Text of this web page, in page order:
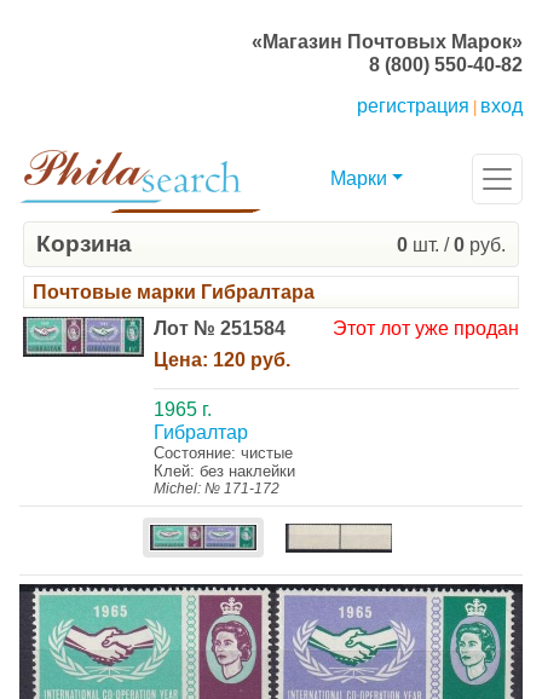
«Магазин Почтовых Марок»
8 (800) 550-40-82
регистрация
вход
Марки
Корзина 0 шт. /0 руб.
Почтовые марки Гибралтара
Лот № 251584
Цена: 120 руб.
Этот лот уже продан
1965 г.
Гибралтар
Состояние: чистые
Клей: без наклейки
Michel: № 171-172